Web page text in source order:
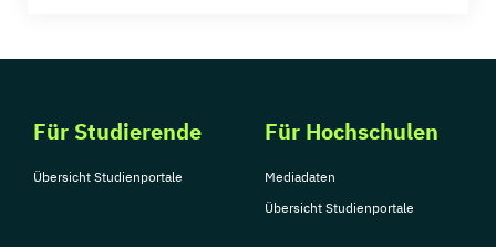
Für Studierende
Übersicht Studienportale
Für Hochschulen
Mediadaten
Übersicht Studienportale